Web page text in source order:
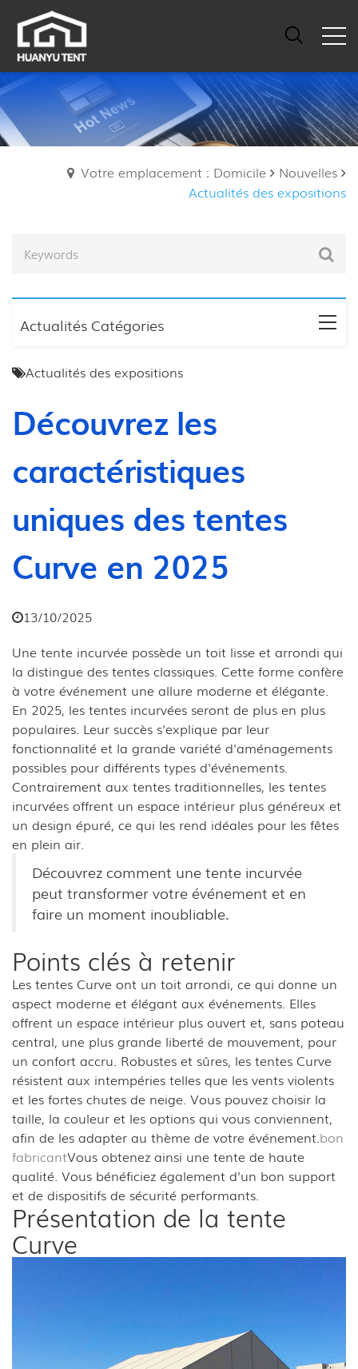
Votre emplacement : Domicile
Nouvelles
Actualités des expositions
Actualités Catégories
Actualités des expositions
Découvrez les
caractéristiques
uniques des tentes
Curve en 2025
13/10/2025
Une tente incurvée possède un toit lisse et arrondi qui
la distingue des tentes classiques. Cette forme confère
à votre événement une allure moderne et élégante.
En 2025, les tentes incurvées seront de plus en plus
populaires. Leur succès s'explique par leur
fonctionnalité et la grande variété d'aménagements
possibles pour différents types d'événements.
Contrairement aux tentes traditionnelles, les tentes
incurvées offrent un espace intérieur plus généreux et
un design épuré, ce qui les rend idéales pour les fêtes
en plein air.
Découvrez comment une tente incurvée
peut transformer votre événement et en
faire un moment inoubliable.
Points clés à retenir
Les tentes Curve ont un toit arrondi, ce qui donne un
aspect moderne et élégant aux événements. Elles
offrent un espace intérieur plus ouvert et, sans poteau
central, une plus grande liberté de mouvement, pour
un confort accru. Robustes et sûres, les tentes Curve
résistent aux intempéries telles que les vents violents
et les fortes chutes de neige. Vous pouvez choisir la
taille, la couleur et les options qui vous conviennent,
afin de les adapter au thème de votre événement.bon
fabricantVous obtenez ainsi une tente de haute
qualité. Vous bénéficiez également d'un bon support
et de dispositifs de sécurité performants.
Présentation de la tente
Curve